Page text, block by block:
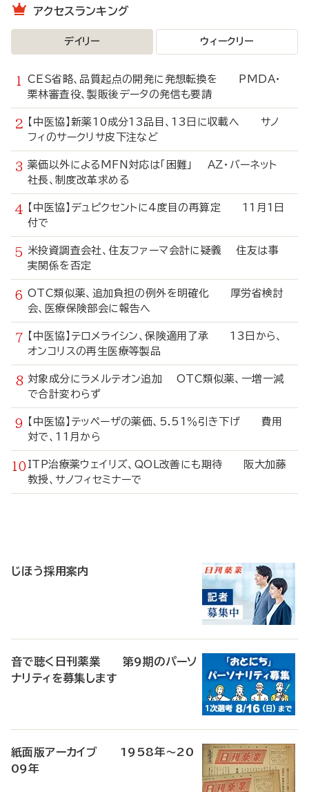
アクセスランキング
デイリー ウィークリー
CES省略、品質起点の開発に発想転換を PMDA・
栗林審査役、製販後データの発信も要請
【中医協】新薬10成分13品目、13日に収載へ サノ
フィのサークリサ皮下注など
薬価以外によるMFN対応は「困難」 AZ・バーネット
社長、制度改革求める
【中医協】デュピクセントに4度目の再算定 11月1日
付で
米投資調査会社、住友ファーマ会計に疑義 住友は事
実関係を否定
OTC類似薬、追加負担の例外を明確化 厚労省検討
会、医療保険部会に報告へ
【中医協】テロメライシン、保険適用了承 13日から、
オンコリスの再生医療等製品
対象成分にラメルテオン追加 OTC類似薬、一増一減
で合計変わらず
【中医協】テッペーザの薬価、5.51％引き下げ 費用
対で、11月から
ITP治療薬ウェイリズ、QOL改善にも期待 阪大加藤
教授、サノフィセミナーで
じほう採用案内
音で聴く日刊薬業 第9期のパーソ
ナリティを募集します
紙面版アーカイブ 1958年～20
09年